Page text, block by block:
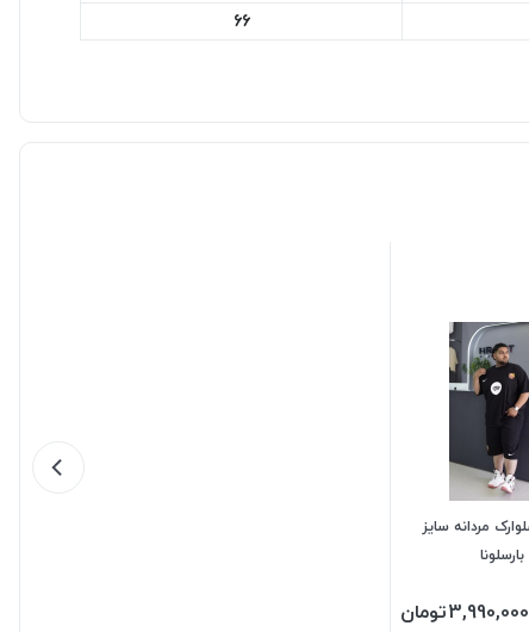
66
مردانه سایز
3,990,000تومان